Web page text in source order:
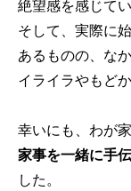
絶望感を感じて
そして、実際に
あるものの、な
イライラやもど
幸いにも、わが
家事を一緒に手
した。